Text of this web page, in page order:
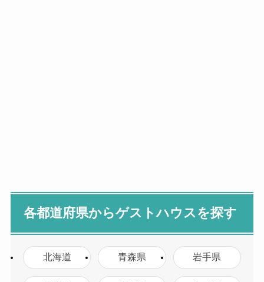
各都道府県からゲストハウスを探す
北海道 青森県 岩手県